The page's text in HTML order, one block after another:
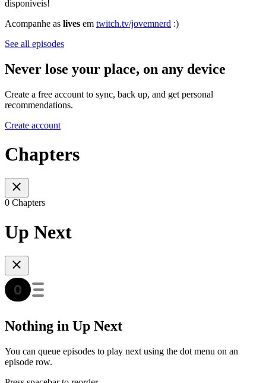
disponíveis!
Acompanhe as lives em ⁠⁠⁠⁠⁠⁠⁠⁠twitch.tv/jovemnerd⁠⁠⁠⁠⁠⁠⁠⁠ :)
See all episodes
Never lose your place, on any device
Create a free account to sync, back up, and get personal
recommendations.
Create account
Chapters
0 Chapters
Up Next
Nothing in Up Next
You can queue episodes to play next using the dot menu on an
episode row.